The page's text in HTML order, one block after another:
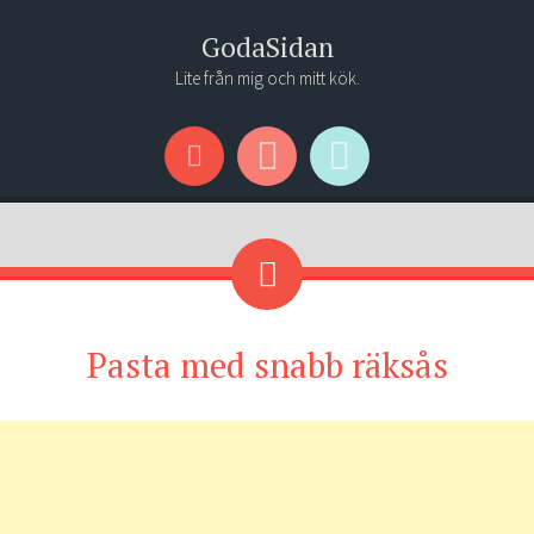
GodaSidan
Lite från mig och mitt kök.
Menu
Widgets
Search
Pasta med snabb räksås